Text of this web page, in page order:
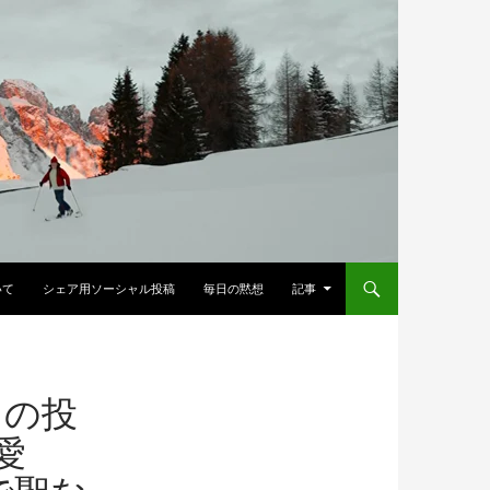
シェア用ソーシャル投稿 毎日の黙想 記事
投